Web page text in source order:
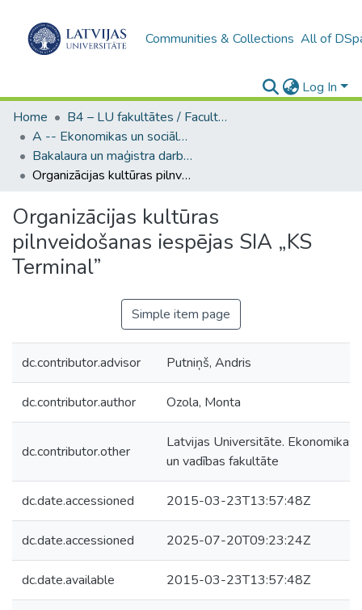
Communities & Collections All of
Log In
Home
B4 – LU fakultātes / Faculties of the UL
A -- Ekonomikas un sociālo zinātņu fakultāte / Faculty of Economics and Social Sciences
Bakalaura un maģistra darbi (ESZF) / Bachelor's and Master's theses
Organizācijas kultūras pilnveidošanas iespējas SIA „KS Terminal”
Organizācijas kultūras
pilnveidošanas iespējas SIA „KS
Terminal”
Simple item page
dc.contributor.advisor Putniņš, Andris
dc.contributor.author Ozola, Monta
dc.contributor.other
Latvijas Universitāte. Ekonomikas
un vadības fakultāte
dc.date.accessioned 2015-03-23T13:57:48Z
dc.date.accessioned 2025-07-20T09:23:24Z
dc.date.available 2015-03-23T13:57:48Z